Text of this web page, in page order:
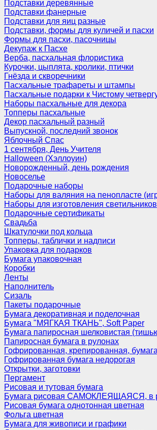
Подставки деревянные
Подставки фанерные
Подставки для яиц разные
Подставки, формы для куличей и пасхи
Формы для пасхи, пасочницы
Декупаж к Пасхе
Верба, пасхальная флористика
Курочки, цыплята, кролики, птички
Гнёзда и скворечники
Пасхальные трафареты и штампы
Пасхальные подарки к Чистому
Наборы пасхальные для декора
Топперы пасхальные
Декор пасхальный разный
Выпускной, последний звонок
Яблочный Спас
1 сентября, День Учителя
Halloween (Хэллоуин)
Новорожденный, день рождения
Новоселье
Подарочные наборы
Наборы для валяния на пенопласте
Наборы для изготовления светильников
Подарочные сертификаты
Свадьба
Шкатулочки под кольца
Топперы, таблички и надписи
Упаковка для подарков
Бумага упаковочная
Коробки
Ленты
Наполнитель
Сизаль
Пакеты подарочные
Бумага декоративная и поделочная
Бумага "МЯГКАЯ ТКАНЬ", Soft Paper
Бумага папиросная шелковистая
Папиросная бумага в рулонах
Гофрированная, крепированная,
Гофрированная бумага недорогая
Открытки, заготовки
Пергамент
Рисовая и тутовая бумага
Бумага рисовая САМОКЛЕЯЩАЯСЯ, в
Рисовая бумага однотонная цветная
Фольга цветная
Бумага для живописи и графики